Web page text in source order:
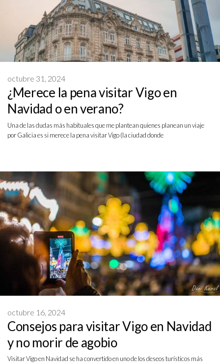
¿Merece la pena visitar Vigo en
Navidad o en verano?
octubre 31, 2024
Una de las dudas más habituales que me plantean quienes planean un viaje
por Galicia es si merece la pena visitar Vigo (la ciudad donde
Consejos para visitar Vigo en Navidad
y no morir de agobio
octubre 16, 2024
Visitar Vigo en Navidad se ha convertido en uno de los deseos turísticos más